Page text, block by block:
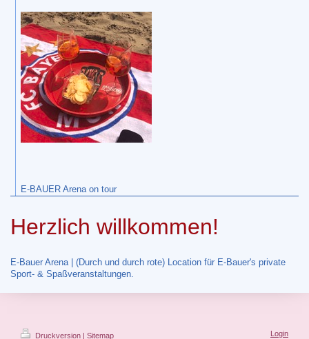
E-BAUER Arena on tour
Herzlich willkommen!
E-Bauer Arena | (Durch und durch rote) Location für E-Bauer's private
Sport- & Spaßveranstaltungen.
Druckversion | Sitemap Login